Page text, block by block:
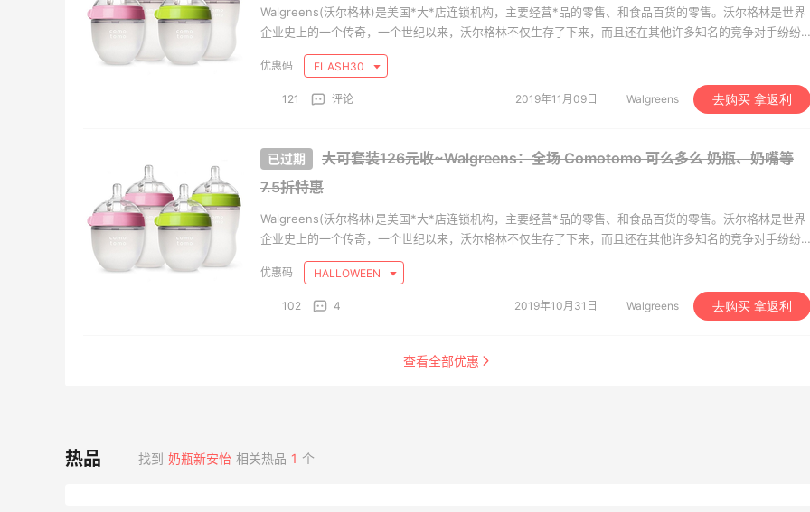
Walgreens(沃尔格林)是美国*大*店连锁机构，主要经营*品的零售、和食品百货的零售。沃尔格林是世界
企业史上的一个传奇，一个世纪以来，沃尔格林不仅生存了下来，而且还在其他许多知名的竞争对手纷纷
落马之时，不断蓬勃发展，在自己100多年的发展历史中年年赢利，创造了连续100多年的赢利神话，它也
凭借着自己骄人的业绩频频登上《财富》杂志“*佳业绩与*受推崇的企业”排行榜！
FLASH30
121 评论 2019年11月09日 Walgreens 去购买 拿返利
大可套装126元收~Walgreens：全场 Comotomo 可么多么 奶瓶、奶嘴等
7.5折特惠
Walgreens(沃尔格林)是美国*大*店连锁机构，主要经营*品的零售、和食品百货的零售。沃尔格林是世界
企业史上的一个传奇，一个世纪以来，沃尔格林不仅生存了下来，而且还在其他许多知名的竞争对手纷纷
落马之时，不断蓬勃发展，在自己100多年的发展历史中年年赢利，创造了连续100多年的赢利神话，它也
凭借着自己骄人的业绩频频登上《财富》杂志“*佳业绩与*受推崇的企业”排行榜！
HALLOWEEN
102 4 2019年10月31日 Walgreens 去购买 拿返利
查看全部优惠
找到 奶瓶新安怡 相关热品 1 个